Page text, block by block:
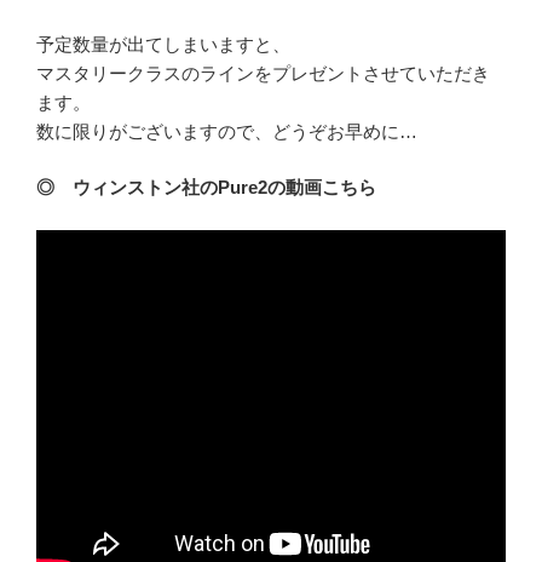
予定数量が出てしまいますと、
マスタリークラスのラインをプレゼントさせていただき
ます。
数に限りがございますので、どうぞお早めに…
◎ ウィンストン社のPure2の動画こちら